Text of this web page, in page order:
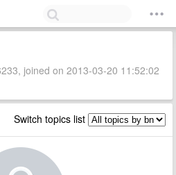
joined on 2013-03-20 11:52:02
Switch topics list